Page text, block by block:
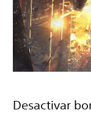
Desactivar